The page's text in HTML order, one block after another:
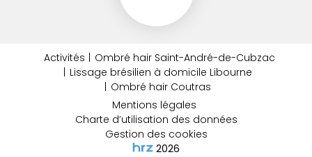
Activités
Ombré hair Saint-André-de-Cubzac
Lissage brésilien à domicile Libourne
Ombré hair Coutras
Mentions légales
Charte d’utilisation des données
Gestion des cookies
2026